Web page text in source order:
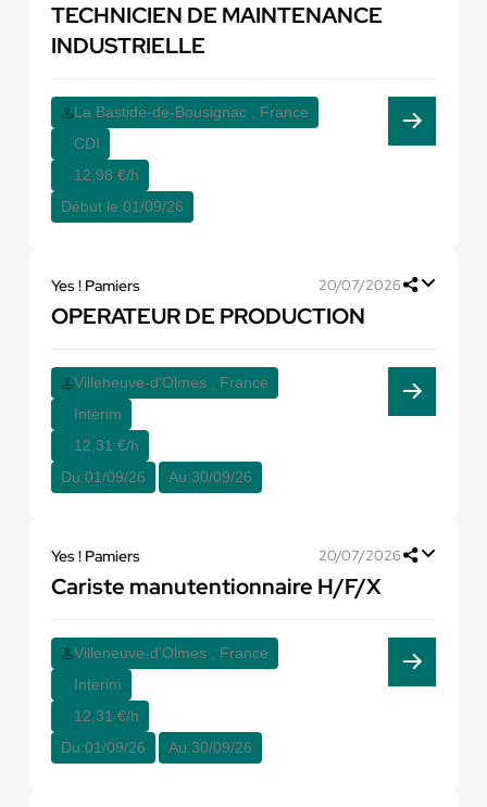
TECHNICIEN DE MAINTENANCE
INDUSTRIELLE
La Bastide-de-Bousignac , France
CDI
12,98 €/h
Début le:01/09/26
Yes ! Pamiers 20/07/2026
OPERATEUR DE PRODUCTION
Villeneuve-d'Olmes , France
Interim
12,31 €/h
Du:01/09/26 Au:30/09/26
Yes ! Pamiers 20/07/2026
Cariste manutentionnaire H/F/X
Villeneuve-d'Olmes , France
Interim
12,31 €/h
Du:01/09/26 Au:30/09/26